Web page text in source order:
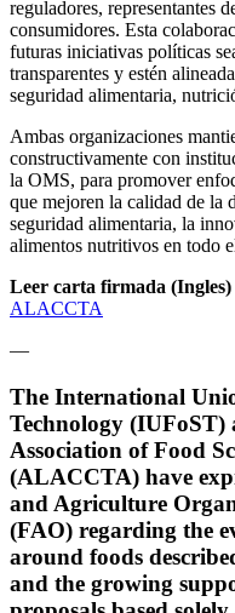
reguladores, representantes
consumidores. Esta
futuras iniciativas políticas
transparentes y estén
seguridad alimentaria,
Ambas organizaciones
constructivamente con
la OMS, para promover
que mejoren la calidad de la
seguridad alimentaria, la
alimentos nutritivos en todo
Leer carta firmada (Ingles)
ALACCTA
—
The International
Technology
Association of Food
(ALACCTA) have
and Agriculture
(FAO) regarding the
around foods
and the growing